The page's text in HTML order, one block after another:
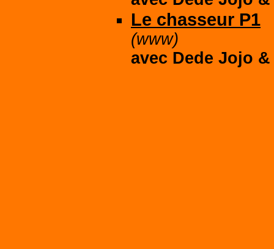
Le chasseur P1
(www)
avec Dede Jojo